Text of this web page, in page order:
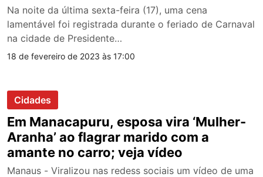
Na noite da última sexta-feira (17), uma cena
lamentável foi registrada durante o feriado de Carnaval
na cidade de Presidente…
18 de fevereiro de 2023 às 17:00
Cidades
Em Manacapuru, esposa vira ‘Mulher-
Aranha’ ao flagrar marido com a
amante no carro; veja vídeo
Manaus - Viralizou nas redess sociais um vídeo de uma